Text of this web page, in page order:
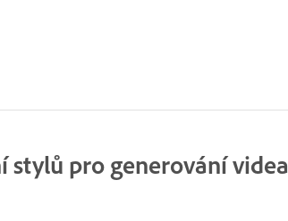
stylů pro generování videa